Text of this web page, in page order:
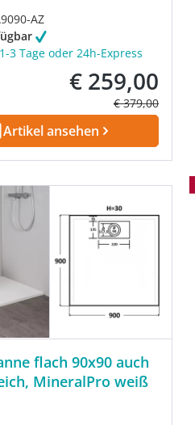
AZ
1-3 Tage oder 24h-Express
Verkaufspreis:
€ 259,00
Regulärer Preis:
€ 379,00
Artikel ansehen
flach 90x90 auch
MineralPro weiß